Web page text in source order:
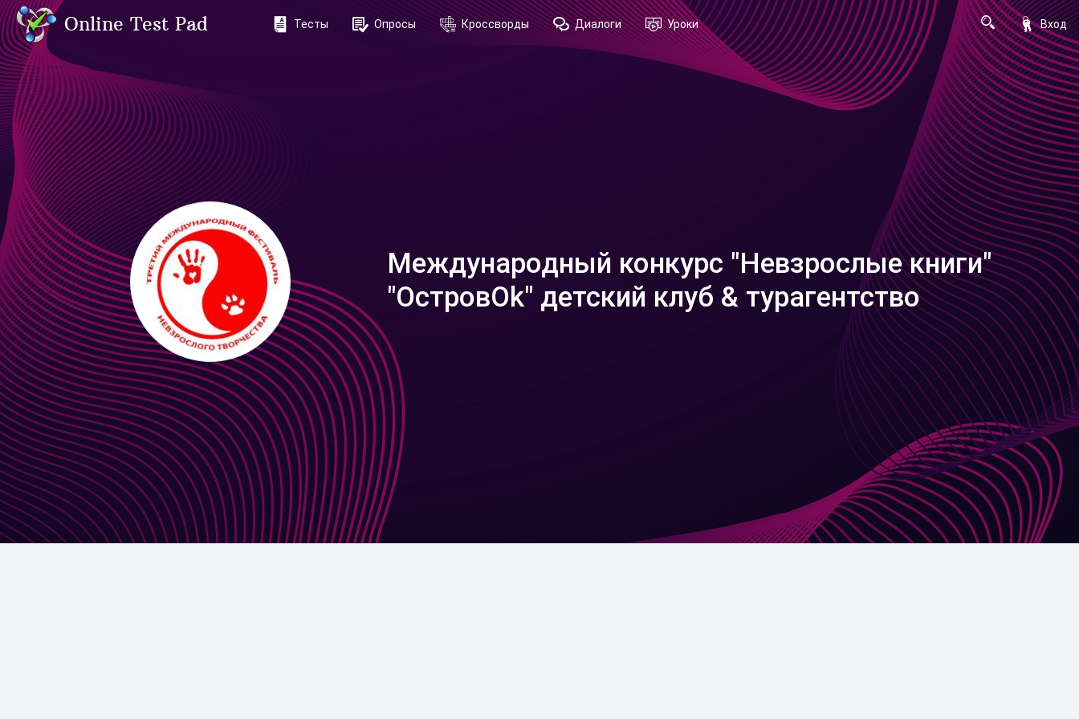
Вход
Online Test Pad Тесты Опросы Кроссворды Диалоги Уроки
Международный конкурс "Невзрослые книги"
"ОстровОk" детский клуб & турагентство